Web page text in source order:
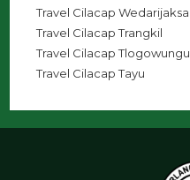
Travel Cilacap Wedarijaksa
Travel Cilacap Trangkil
Travel Cilacap Tlogowungu
Travel Cilacap Tayu